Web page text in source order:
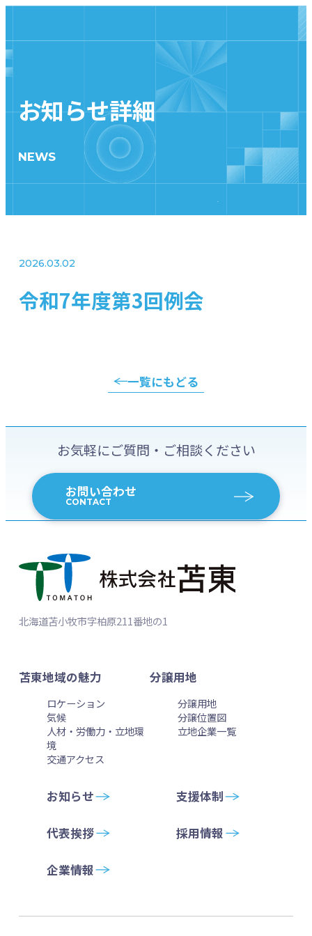
お知らせ詳細
NEWS
令和7年度第3回例会
2026.03.02
令和7年度第3回例会
一覧にもどる
お気軽にご質問・ご相談ください
お問い合わせ
CONTACT
北海道苫小牧市字柏原211番地の1
苫東地域の魅力
ロケーション
気候
人材・労働力・立地環
境
交通アクセス
分譲用地
分譲用地
分譲位置図
立地企業一覧
お知らせ 支援体制
代表挨拶 採用情報
企業情報